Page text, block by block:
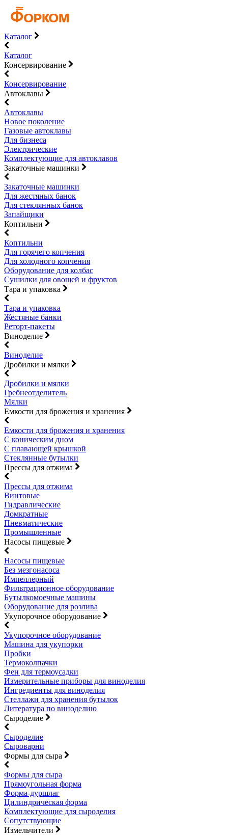
Каталог
Каталог
Консервирование
Консервирование
Автоклавы
Автоклавы
Новое поколение
Газовые автоклавы
Для бизнеса
Электрические
Комплектующие для автоклавов
Закаточные машинки
Закаточные машинки
Для жестяных банок
Для стеклянных банок
Запайщики
Коптильни
Коптильни
Для горячего копчения
Для холодного копчения
Оборудование для колбас
Сушилки для овощей и фруктов
Тара и упаковка
Тара и упаковка
Жестяные банки
Реторт-пакеты
Виноделие
Виноделие
Дробилки и мялки
Дробилки и мялки
Гребнеотделитель
Мялки
Емкости для брожения и хранения
Емкости для брожения и хранения
С коническим дном
С плавающей крышкой
Стеклянные бутылки
Прессы для отжима
Прессы для отжима
Винтовые
Гидравлические
Домкратные
Пневматические
Промышленные
Насосы пищевые
Насосы пищевые
Без мезгонасоса
Импеллерный
Фильтрационное оборудование
Бутылкомоечные машины
Оборудование для розлива
Укупорочное оборудование
Укупорочное оборудование
Машина для укупорки
Пробки
Термоколпачки
Фен для термоусадки
Измерительные приборы для виноделия
Ингредиенты для виноделия
Стеллажи для хранения бутылок
Литература по виноделию
Сыроделие
Сыроделие
Сыроварни
Формы для сыра
Формы для сыра
Прямоугольная форма
Форма-дуршлаг
Цилиндрическая форма
Комплектующие для сыроделия
Сопутствующие
Измельчители